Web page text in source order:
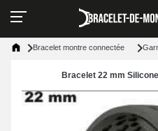
Bracelet montre connectée
Bracelet 22 mm